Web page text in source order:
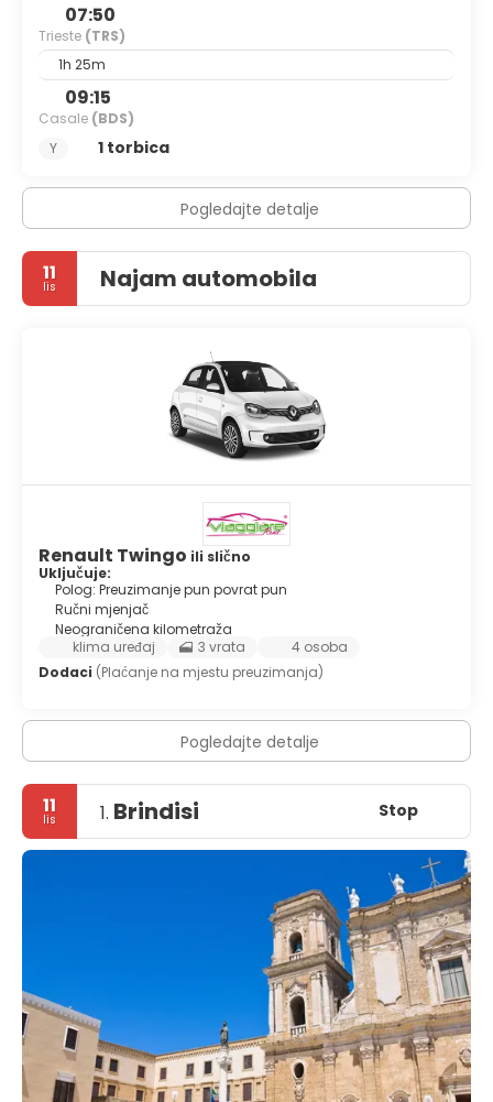
07:50
Trieste (TRS)
1h 25m
09:15
Casale (BDS)
Y
1 torbica
Pogledajte detalje
11
lis Najam automobila
Renault Twingo ili slično
Uključuje:
Polog: Preuzimanje pun povrat pun
Ručni mjenjač
Neograničena kilometraža
klima uređaj
3 vrata
4 osoba
Dodaci (Plaćanje na mjestu preuzimanja)
Pogledajte detalje
11
lis 1. Brindisi Stop